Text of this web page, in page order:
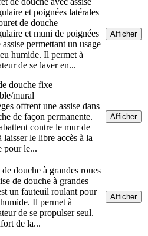
et poignées latérales
de douche
et muni de poignées
assise permettant un usage
humide. Il permet à
de se laver en...
Afficher
douche fixe
mural
offrent une assise dans
de façon permanente.
contre le mur de
laisser le libre accès à la
pour le...
Afficher
de douche à grandes roues
de douche à grandes
un fauteuil roulant pour
Il permet à
de se propulser seul.
de la...
Afficher